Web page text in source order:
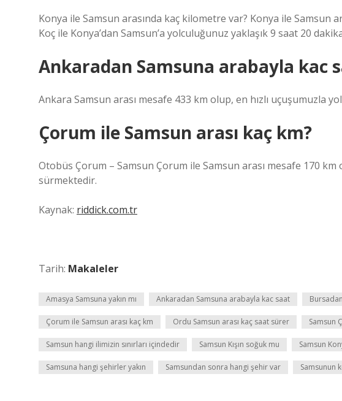
Konya ile Samsun arasında kaç kilometre var? Konya ile Samsun
Koç ile Konya’dan Samsun’a yolculuğunuz yaklaşık 9 saat 20
Ankaradan Samsuna arabayla kac
Ankara Samsun arası mesafe 433 km olup, en hızlı uçuşumuzla
Çorum ile Samsun arası kaç km?
Otobüs Çorum – Samsun Çorum ile Samsun arası mesafe 170 km
sürmektedir.
Kaynak: riddick.com.tr
Tarih: Makaleler
Amasya Samsuna yakın mı Ankaradan Samsuna arabayla kac saat
Çorum ile Samsun arası kaç km Ordu Samsun arası kaç saat sürer Samsun
Samsun hangi ilimizin sınırları içindedir Samsun Kışın soğuk mu Samsun
Samsuna hangi şehirler yakın Samsundan sonra hangi şehir var Samsunun